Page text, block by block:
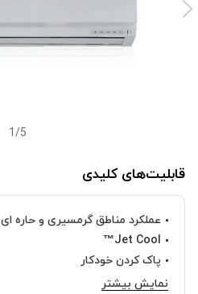
1/5
قابلیت‌های کلیدی
عملکرد مناطق گرمسیری و حاره ای
Jet Cool™
پاک کردن خودکار
نمایش بیشتر